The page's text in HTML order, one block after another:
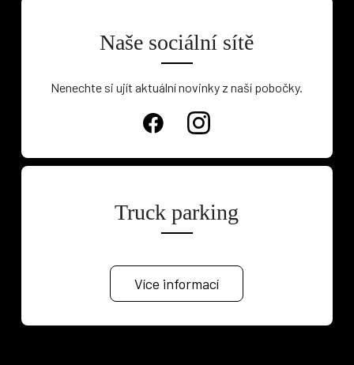
Naše sociální sítě
Nenechte si ujít aktuální novinky z naší pobočky.
Truck parking
Více informací